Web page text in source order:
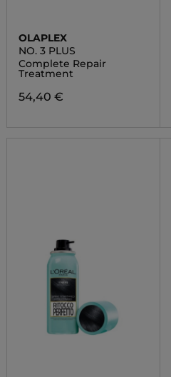
OLAPLEX
NO. 3 PLUS
Complete Repair
Treatment
54,40 €